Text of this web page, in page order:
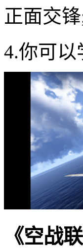
正面交
4.你可
《空战